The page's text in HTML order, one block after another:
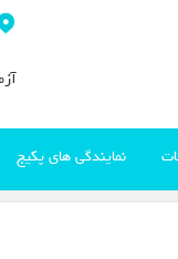
نمایندگی های پکیج